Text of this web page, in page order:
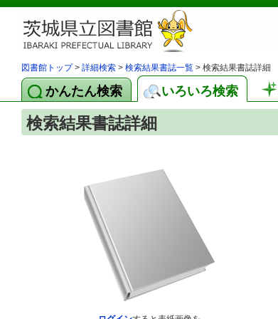
図書館トップ> 詳細検索 > 検索結果書誌一覧 > 検索結果書誌詳細
かんたん検索 いろいろ検索
検索結果書誌詳細